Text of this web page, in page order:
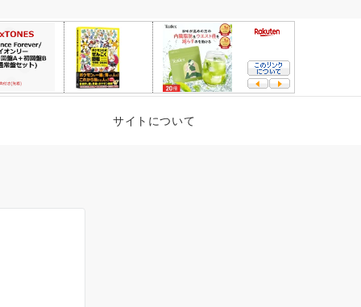
サイトについて